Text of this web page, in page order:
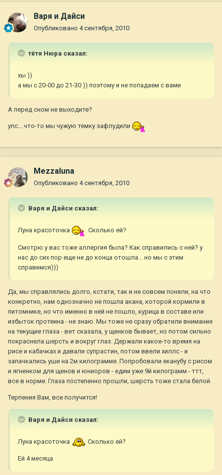
Варя и Дайси
Опубликовано 4 сентября, 2010
тётя Нюра сказал:
хы ))
а мы с 20-00 до 21-30 )) поэтому и не попадаем с вами
А перед сном не выходите?
упс... что-то мы чужую темку зафлудили
Mezzaluna
Опубликовано 4 сентября, 2010
Варя и Дайси сказал:
Луна красоточка Сколько ей?
Смотрю у вас тоже аллергия была? Как справились с ней? у
нас до сих пор еще не до конца отошла... но мы с этим
справимся)))
Да, мы справлялись долго, кстати, так и не совсем поняли, на что
конкретно, нам однозначно не пошла акана, которой кормили в
питомнике, но что именно в ней не пошло, курица в составе или
избыток протеина - не знаю. Мы тоже не сразу обратили внимание
на текущие глаза - вет сказала, у щенков бывает, но потом сильно
покраснела шерсть и вокруг глаз. Держали какое-то время на
рисе и кабачках и давали супрастин, потом ввели хиллс - и
запачкались уши на 2м килограмме. Попробовали еканубу с рисом
и ягненком для щенов и юниоров - едим уже 9й килограмм - ттт,
все в норме. Глаза постепенно прошли, шерсть тоже стала белой.
Терпения Вам, все получится!
Варя и Дайси сказал:
Луна красоточка Сколько ей?
Ей 4 месяца